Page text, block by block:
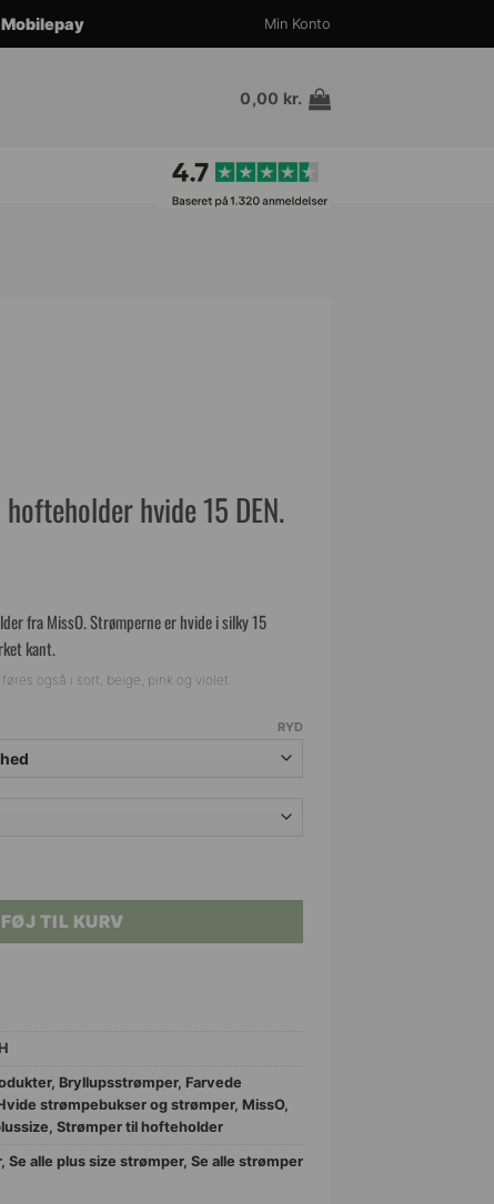
Mobilepay Min Konto
0,00 kr.
hvide 15 DEN.
fra MissO. Strømperne er hvide i silky 15
kant.
også i sort, beige, pink og violet.
RYD
hvide 15 DEN. antal
TIL KURV
, Bryllupsstrømper, Farvede
strømpebukser og strømper, MissO,
, Strømper til hofteholder
, Se alle plus size strømper, Se alle strømper